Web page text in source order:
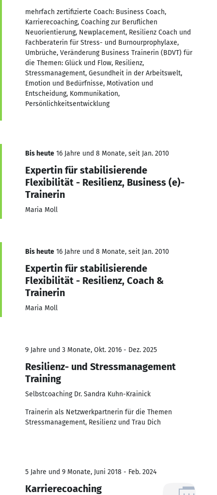
mehrfach zertifizierte Coach: Business Coach,
Karrierecoaching, Coaching zur Beruflichen
Neuorientierung, Newplacement, Resilienz Coach und
Fachberaterin für Stress- und Burnourprophylaxe,
Umbrüche, Veränderung Business Trainerin (BDVT) für
die Themen: Glück und Flow, Resilienz,
Stressmanagement, Gesundheit in der Arbeitswelt,
Emotion und Bedürfnisse, Motivation und
Entscheidung, Kommunikation,
Persönlichkeitsentwicklung
Bis heute 16 Jahre und 8 Monate, seit Jan. 2010
Expertin für stabilisierende
Flexibilität - Resilienz, Business (e)-
Trainerin
Maria Moll
Bis heute 16 Jahre und 8 Monate, seit Jan. 2010
Expertin für stabilisierende
Flexibilität - Resilienz, Coach &
Trainerin
Maria Moll
9 Jahre und 3 Monate, Okt. 2016 - Dez. 2025
Resilienz- und Stressmanagement
Training
Selbstcoaching Dr. Sandra Kuhn-Krainick
Trainerin als Netzwerkpartnerin für die Themen
Stressmanagement, Resilienz und Trau Dich
5 Jahre und 9 Monate, Juni 2018 - Feb. 2024
Karrierecoaching